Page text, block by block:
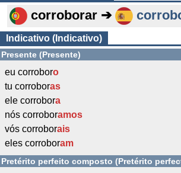
corroborar ➔
Indicativo (Indicativo)
Presente (Presente)
eu corroboro
tu corroboras
ele corrobora
nós corroboramos
vós corroborais
eles corroboram
Pretérito perfeito composto (Pretérito